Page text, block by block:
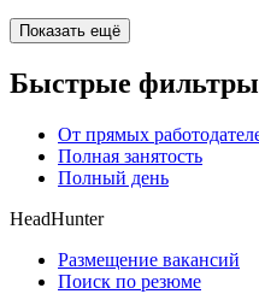
Показать ещё
Быстрые фильтры
От прямых
Полная занятость
Полный день
HeadHunter
Размещение вакансий
Поиск по резюме